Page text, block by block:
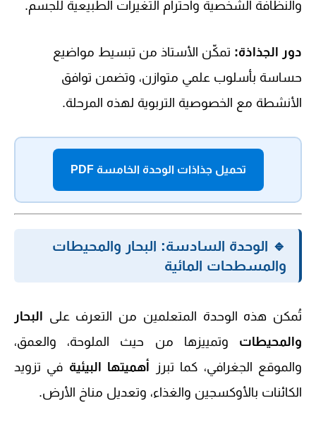
والنظافة الشخصية واحترام التغيرات الطبيعية للجسم.
دور الجذاذة: تمكّن الأستاذ من تبسيط مواضيع
حساسة بأسلوب علمي متوازن، وتضمن توافق
الأنشطة مع الخصوصية التربوية لهذه المرحلة.
تحميل جذاذات الوحدة الخامسة PDF
🔹 الوحدة السادسة: البحار والمحيطات
والمسطحات المائية
تُمكن هذه الوحدة المتعلمين من التعرف على البحار
والمحيطات وتمييزها من حيث الملوحة، والعمق،
والموقع الجغرافي، كما تبرز أهميتها البيئية في تزويد
الكائنات بالأوكسجين والغذاء، وتعديل مناخ الأرض.